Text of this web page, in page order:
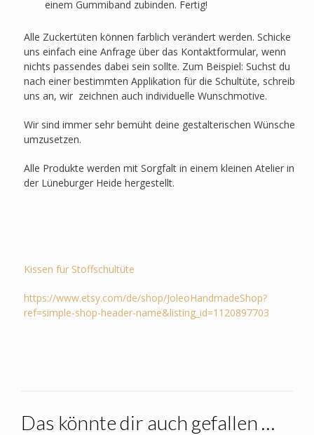
einem Gummiband zubinden. Fertig!
Alle Zuckertüten können farblich verändert werden. Schicke
uns einfach eine Anfrage über das Kontaktformular, wenn
nichts passendes dabei sein sollte. Zum Beispiel: Suchst du
nach einer bestimmten Applikation für die Schultüte, schreib
uns an, wir zeichnen auch individuelle Wunschmotive.
Wir sind immer sehr bemüht deine gestalterischen Wünsche
umzusetzen.
Alle Produkte werden mit Sorgfalt in einem kleinen Atelier in
der Lüneburger Heide hergestellt.
Kissen für Stoffschultüte
https://www.etsy.com/de/shop/JoleoHandmadeShop?
ref=simple-shop-header-name&listing_id=1120897703
Das könnte dir auch gefallen …